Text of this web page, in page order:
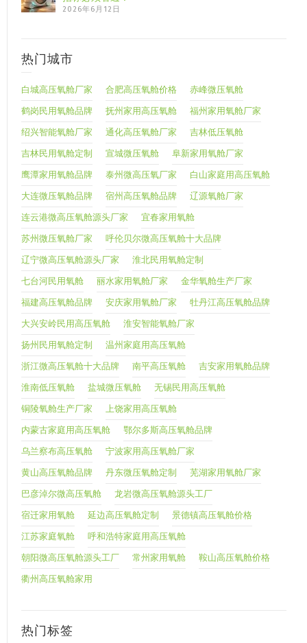
2026年6月12日
热门城市
白城高压氧舱厂家 合肥高压氧舱价格 赤峰微压氧舱
鹤岗民用氧舱品牌 抚州家用高压氧舱 福州家用氧舱厂家
绍兴智能氧舱厂家 通化高压氧舱厂家 吉林低压氧舱
吉林民用氧舱定制 宣城微压氧舱 阜新家用氧舱厂家
鹰潭家用氧舱品牌 泰州微高压氧厂家 白山家庭用高压氧舱
大连微压氧舱品牌 宿州高压氧舱品牌 辽源氧舱厂家
连云港微高压氧舱源头厂家 宜春家用氧舱
苏州微压氧舱厂家 呼伦贝尔微高压氧舱十大品牌
辽宁微高压氧舱源头厂家 淮北民用氧舱定制
七台河民用氧舱 丽水家用氧舱厂家 金华氧舱生产厂家
福建高压氧舱品牌 安庆家用氧舱厂家 牡丹江高压氧舱品牌
大兴安岭民用高压氧舱 淮安智能氧舱厂家
扬州民用氧舱定制 温州家庭用高压氧舱
浙江微高压氧舱十大品牌 南平高压氧舱 吉安家用氧舱品牌
淮南低压氧舱 盐城微压氧舱 无锡民用高压氧舱
铜陵氧舱生产厂家 上饶家用高压氧舱
内蒙古家庭用高压氧舱 鄂尔多斯高压氧舱品牌
乌兰察布高压氧舱 宁波家用高压氧舱厂家
黄山高压氧舱品牌 丹东微压氧舱定制 芜湖家用氧舱厂家
巴彦淖尔微高压氧舱 龙岩微高压氧舱源头工厂
宿迁家用氧舱 延边高压氧舱定制 景德镇高压氧舱价格
江苏家庭氧舱 呼和浩特家庭用高压氧舱
朝阳微高压氧舱源头工厂 常州家用氧舱 鞍山高压氧舱价格
衢州高压氧舱家用
热门标签